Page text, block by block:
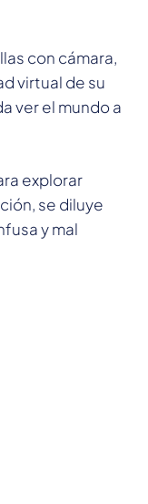
con cámara,
virtual de su
ver el mundo a
explorar
se diluye
y mal